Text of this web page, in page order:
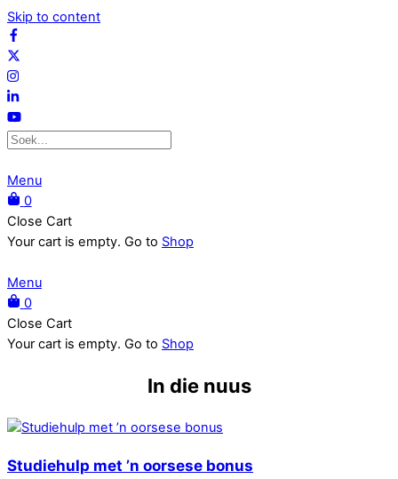
Skip to content
Menu
0
Close Cart
Your cart is empty. Go to Shop
Menu
0
Close Cart
Your cart is empty. Go to Shop
In die nuus
Studiehulp met ’n oorsese bonus